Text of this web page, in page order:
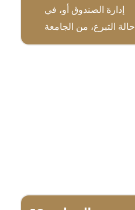
إدارة الصندوق أو، في
حالة التبرع، من الجامعة